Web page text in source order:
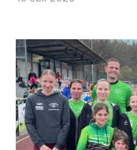
unsere Athletinnen